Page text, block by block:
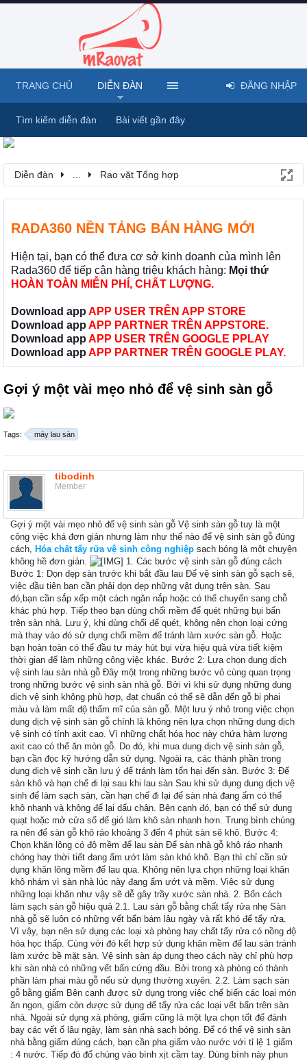
Diễn đàn Rao vặt Tổng hợp
RADA360 NỀN TẢNG BÁN HÀNG MỚI
Hiện tại, bạn có thể đưa cơ sở kinh doanh của mình lên
Rada360 để tiếp cận hàng triệu khách hàng: Mọi thứ
HOÀN TOÀN MIỄN PHÍ, CHẤT LƯỢNG.
Download app APP USER TRÊN APP STORE
Download app APP PARTNER TRÊN APPSTORE.
Download app APP USER TRÊN GOOGLE PPLAY
Download app APP PARTNER TRÊN GOOGLE PLAY.
Gợi ý một vài mẹo nhỏ để vệ sinh sàn gỗ
Tags: máy lau sàn
tibodinh
Member
Gợi ý một vài mẹo nhỏ để vệ sinh sàn gỗ Vệ sinh sàn gỗ tuy là một
công việc khá đơn giản nhưng làm như thế nào để vệ sinh sàn gỗ đúng
cách, Hóa chất tẩy rửa vệ sinh công nghiệp sạch bóng là một chuyện
không hề đơn giản.
1. Các bước vệ sinh sàn gỗ đúng cách
Bước 1: Dọn dẹp sàn trước khi bắt đầu lau Để vệ sinh sàn gỗ sạch sẽ,
việc đầu tiên bạn cần phải dọn dẹp những vật dụng trên sàn. Sau
đó,bạn cần sắp xếp một cách ngăn nắp hoặc có thể chuyển sang chỗ
khác phù hợp. Tiếp theo bạn dùng chổi mềm để quét những bụi bẩn
trên sàn nhà. Lưu ý, khi dùng chổi để quét, không nên chọn loại cứng
mà thay vào đó sử dụng chổi mềm để tránh làm xước sàn gỗ. Hoặc
bạn hoàn toàn có thể đầu tư máy hút bụi vừa hiệu quả vừa tiết kiệm
thời gian để làm những công việc khác. Bước 2: Lựa chọn dung dịch
vệ sinh lau sàn nhà gỗ Đây một trong những bước vô cùng quan trọng
trong những bước vệ sinh sàn nhà gỗ. Bởi vì khi sử dụng những dung
dịch vệ sinh không phù hợp, đạt chuẩn có thể sẽ dẫn đến gỗ bị phai
màu và làm mất độ thẩm mĩ của sàn gỗ. Một lưu ý nhỏ trong việc chọn
dung dịch vệ sinh sàn gỗ chính là không nên lựa chọn những dung dịch
vệ sinh có tính axit cao. Vì những chất hóa học này chứa hàm lượng
axit cao có thể ăn mòn gỗ. Do đó, khi mua dung dịch vệ sinh sàn gỗ,
bạn cần đọc kỹ hướng dẫn sử dụng. Ngoài ra, các thành phần trong
dung dịch vệ sinh cần lưu ý để tránh làm tổn hại đến sàn. Bước 3: Để
sàn khô và hạn chế đi lại sau khi lau sàn Sau khi sử dụng dung dịch vệ
sinh để làm sạch sàn, cần hạn chế đi lại để sàn nhà đang ẩm có thể
khô nhanh và không để lại dấu chân. Bên cạnh đó, bạn có thể sử dụng
quạt hoặc mở cửa sổ để gió làm khô sàn nhanh hơn. Trung bình chúng
ra nên để sàn gỗ khô ráo khoảng 3 đến 4 phút sàn sẽ khô. Bước 4:
Chọn khăn lông có độ mềm để lau sàn Để sàn nhà gỗ khô ráo nhanh
chóng hay thời tiết đang ẩm ướt làm sàn khó khô. Bạn thì chỉ cần sử
dụng khăn lông mềm để lau qua. Không nên lựa chọn những loại khăn
khô nhám vì sàn nhà lúc này đang ẩm ướt và mềm. Viêc sử dụng
những loại khăn như vậy sẽ dễ gây trầy xước sàn nhà. 2. Bốn cách
làm sạch sàn gỗ hiệu quả 2.1. Lau sàn gỗ bằng chất tẩy rửa nhẹ Sàn
nhà gỗ sẽ luôn có những vết bẩn bám lâu ngày và rất khó để tẩy rửa.
Vì vậy, bạn nên sử dụng các loại xà phòng hay chất tẩy rửa có nồng độ
hóa học thấp. Cùng với đó kết hợp sử dụng khăn mềm để lau sàn tránh
làm xước bề mặt sàn. Vệ sinh sàn áp dụng theo cách này chỉ phù hợp
khi sàn nhà có những vết bẩn cứng đầu. Bởi trong xà phòng có thành
phần làm phai màu gỗ nếu sử dụng thường xuyên. 2.2. Làm sạch sàn
gỗ bằng giấm Bên cạnh được sử dụng trong việc chế biến các loại món
ăn ngon, giấm còn được sử dụng để tẩy rửa các loại vết bẩn trên sàn
nhà. Ngoài sử dụng xà phòng, giấm cũng là một lựa chọn tốt để đánh
bay các vết ố lâu ngày, làm sàn nhà sạch bóng. Để có thể vệ sinh sàn
nhà bằng giấm đúng cách, bạn cần pha giấm vào nước với tỉ lệ 1 giấm
: 4 nước. Tiếp đó đổ chúng vào bình xịt cầm tay. Dùng bình này phun
TRANG CHỦ DIỄN ĐÀN
Tìm kiếm diễn đàn Bài viết gần đây
ĐĂNG NHẬP